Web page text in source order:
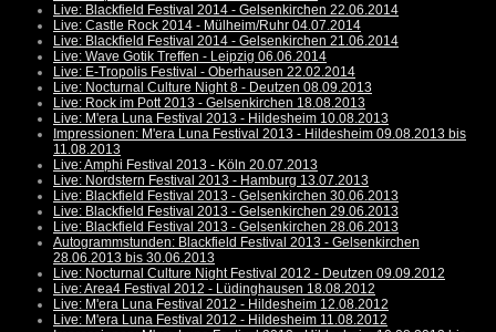
Live: Blackfield Festival 2014 - Gelsenkirchen 22.06.2014
Live: Castle Rock 2014 - Mülheim/Ruhr 04.07.2014
Live: Blackfield Festival 2014 - Gelsenkirchen 21.06.2014
Live: Wave Gotik Treffen - Leipzig 06.06.2014
Live: E-Tropolis Festival - Oberhausen 22.02.2014
Live: Nocturnal Culture Night 8 - Deutzen 08.09.2013
Live: Rock im Pott 2013 - Gelsenkirchen 18.08.2013
Live: M'era Luna Festival 2013 - Hildesheim 10.08.2013
Impressionen: M'era Luna Festival 2013 - Hildesheim 09.08.2013 bis
11.08.2013
Live: Amphi Festival 2013 - Köln 20.07.2013
Live: Nordstern Festival 2013 - Hamburg 13.07.2013
Live: Blackfield Festival 2013 - Gelsenkirchen 30.06.2013
Live: Blackfield Festival 2013 - Gelsenkirchen 29.06.2013
Live: Blackfield Festival 2013 - Gelsenkirchen 28.06.2013
Autogrammstunden: Blackfield Festival 2013 - Gelsenkirchen
28.06.2013 bis 30.06.2013
Live: Nocturnal Culture Night Festival 2012 - Deutzen 09.09.2012
Live: Area4 Festival 2012 - Lüdinghausen 18.08.2012
Live: M'era Luna Festival 2012 - Hildesheim 12.08.2012
Live: M'era Luna Festival 2012 - Hildesheim 11.08.2012